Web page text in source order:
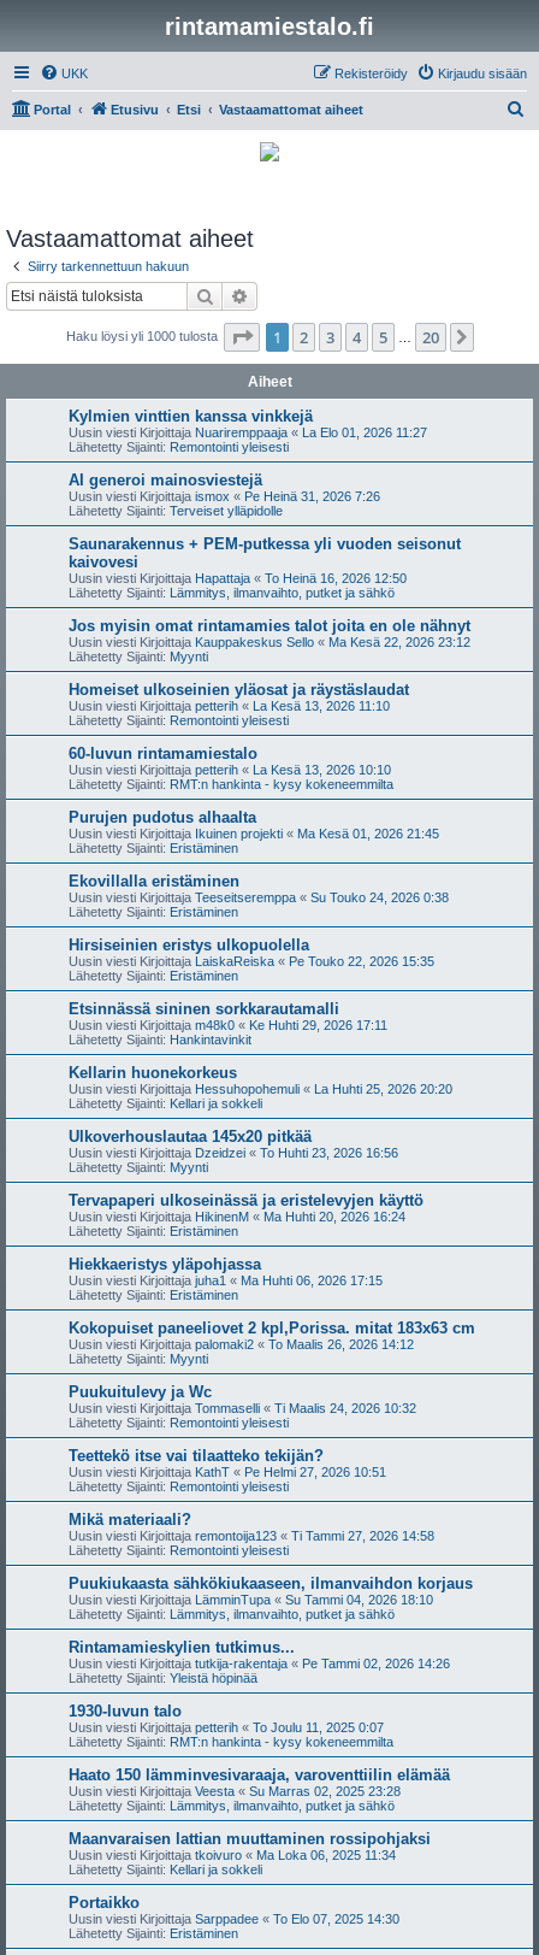
rintamamiestalo.fi
UKK Kirjaudu sisään
Rekisteröidy
Portal Etusivu Etsi Vastaamattomat aiheet
Vastaamattomat aiheet
Siirry tarkennettuun hakuun
Etsi
Haku löysi yli 1000 tulosta Sivu /20
1 2 3 4 5 20
Aiheet
Kylmien vinttien kanssa vinkkejä
Uusin viesti Kirjoittaja Nuariremppaaja « La Elo 01, 2026 11:27
Lähetetty Sijainti: Remontointi yleisesti
AI generoi mainosviestejä
Uusin viesti Kirjoittaja ismox « Pe Heinä 31, 2026 7:26
Lähetetty Sijainti: Terveiset ylläpidolle
Saunarakennus + PEM-putkessa yli vuoden seisonut
kaivovesi
Uusin viesti Kirjoittaja Hapattaja « To Heinä 16, 2026 12:50
Lähetetty Sijainti: Lämmitys, ilmanvaihto, putket ja sähkö
Jos myisin omat rintamamies talot joita en ole nähnyt
Uusin viesti Kirjoittaja Kauppakeskus Sello « Ma Kesä 22, 2026 23:12
Lähetetty Sijainti: Myynti
Homeiset ulkoseinien yläosat ja räystäslaudat
Uusin viesti Kirjoittaja petterih « La Kesä 13, 2026 11:10
Lähetetty Sijainti: Remontointi yleisesti
60-luvun rintamamiestalo
Uusin viesti Kirjoittaja petterih « La Kesä 13, 2026 10:10
Lähetetty Sijainti: RMT:n hankinta - kysy kokeneemmilta
Purujen pudotus alhaalta
Uusin viesti Kirjoittaja Ikuinen projekti « Ma Kesä 01, 2026 21:45
Lähetetty Sijainti: Eristäminen
Ekovillalla eristäminen
Uusin viesti Kirjoittaja Teeseitseremppa « Su Touko 24, 2026 0:38
Lähetetty Sijainti: Eristäminen
Hirsiseinien eristys ulkopuolella
Uusin viesti Kirjoittaja LaiskaReiska « Pe Touko 22, 2026 15:35
Lähetetty Sijainti: Eristäminen
Etsinnässä sininen sorkkarautamalli
Uusin viesti Kirjoittaja m48k0 « Ke Huhti 29, 2026 17:11
Lähetetty Sijainti: Hankintavinkit
Kellarin huonekorkeus
Uusin viesti Kirjoittaja Hessuhopohemuli « La Huhti 25, 2026 20:20
Lähetetty Sijainti: Kellari ja sokkeli
Ulkoverhouslautaa 145x20 pitkää
Uusin viesti Kirjoittaja Dzeidzei « To Huhti 23, 2026 16:56
Lähetetty Sijainti: Myynti
Tervapaperi ulkoseinässä ja eristelevyjen käyttö
Uusin viesti Kirjoittaja HikinenM « Ma Huhti 20, 2026 16:24
Lähetetty Sijainti: Eristäminen
Hiekkaeristys yläpohjassa
Uusin viesti Kirjoittaja juha1 « Ma Huhti 06, 2026 17:15
Lähetetty Sijainti: Eristäminen
Kokopuiset paneeliovet 2 kpl,Porissa. mitat 183x63 cm
Uusin viesti Kirjoittaja palomaki2 « To Maalis 26, 2026 14:12
Lähetetty Sijainti: Myynti
Puukuitulevy ja Wc
Uusin viesti Kirjoittaja Tommaselli « Ti Maalis 24, 2026 10:32
Lähetetty Sijainti: Remontointi yleisesti
Teettekö itse vai tilaatteko tekijän?
Uusin viesti Kirjoittaja KathT « Pe Helmi 27, 2026 10:51
Lähetetty Sijainti: Remontointi yleisesti
Mikä materiaali?
Uusin viesti Kirjoittaja remontoija123 « Ti Tammi 27, 2026 14:58
Lähetetty Sijainti: Remontointi yleisesti
Puukiukaasta sähkökiukaaseen, ilmanvaihdon korjaus
Uusin viesti Kirjoittaja LämminTupa « Su Tammi 04, 2026 18:10
Lähetetty Sijainti: Lämmitys, ilmanvaihto, putket ja sähkö
Rintamamieskylien tutkimus...
Uusin viesti Kirjoittaja tutkija-rakentaja « Pe Tammi 02, 2026 14:26
Lähetetty Sijainti: Yleistä höpinää
1930-luvun talo
Uusin viesti Kirjoittaja petterih « To Joulu 11, 2025 0:07
Lähetetty Sijainti: RMT:n hankinta - kysy kokeneemmilta
Haato 150 lämminvesivaraaja, varoventtiilin elämää
Uusin viesti Kirjoittaja Veesta « Su Marras 02, 2025 23:28
Lähetetty Sijainti: Lämmitys, ilmanvaihto, putket ja sähkö
Maanvaraisen lattian muuttaminen rossipohjaksi
Uusin viesti Kirjoittaja tkoivuro « Ma Loka 06, 2025 11:34
Lähetetty Sijainti: Kellari ja sokkeli
Portaikko
Uusin viesti Kirjoittaja Sarppadee « To Elo 07, 2025 14:30
Lähetetty Sijainti: Eristäminen